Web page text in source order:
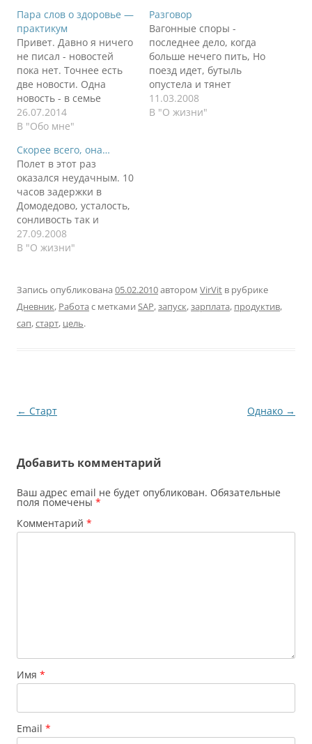
Пара слов о здоровье —
практикум
Привет. Давно я ничего
не писал - новостей
пока нет. Точнее есть
две новости. Одна
новость - в семье
появился квадрокоптер
с камерой на борту. Но
позапускать и показать
снимки с воздуха.
Вторая новость - о
здоровье. Есть люди,
которым заниматься
своим здоровьем в
кайф, а есть…
26.07.2014
В "Обо мне"
Разговор
Вагонные споры -
последнее дело, когда
больше нечего пить, Но
поезд идет, бутыль
опустела и тянет
поговорить. И двое
сошлись не на страх, а
11.03.2008
В "О жизни"
Скорее всего, она…
Полет в этот раз
оказался неудачным. 10
часов задержки в
Домодедово, усталость,
сонливость так и
одолевали меня. Два
часа ожидания багажа
сил. Негромко играла
музыка в наушниках,
толпы прилетевших.
27.09.2008
В "О жизни"
Запись опубликована 05.02.2010автором VirVit в рубрике
Дневник, Работа с метками SAP,запуск,зарплата, продуктив,
сап,старт, цель.
Навигация
← Старт Однако →
Добавить комментарий
Ваш адрес email не будет опубликован. Обязательные
поля помечены *
Комментарий *
Имя *
Email *